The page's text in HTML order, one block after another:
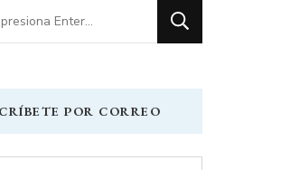
POR CORREO